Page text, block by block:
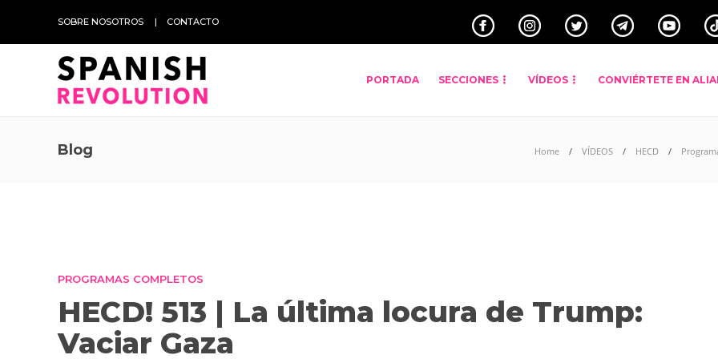
SOBRE NOSOTROS CONTACTO
PORTADA SECCIONES VÍDEOS CONVIÉRTETE EN
Blog Home VÍDEOS HECD
PROGRAMAS COMPLETOS
HECD! 513 | La última locura de Trump:
Vaciar Gaza